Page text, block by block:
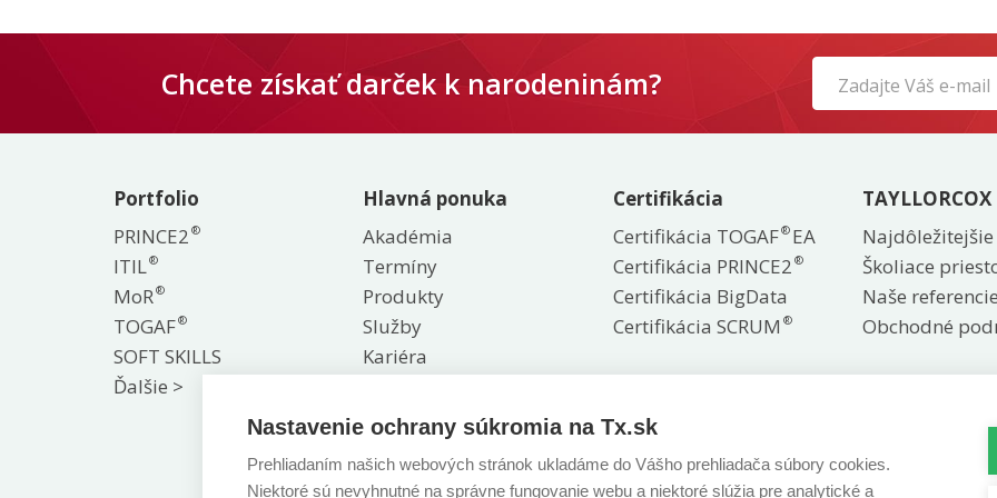
Chcete získať darček k narodeninám?
Portfolio
PRINCE2 ®
ITIL®
MoR®
TOGAF®
SOFT SKILLS
Ďalšie >
Hlavná ponuka
Akadémia
Termíny
Produkty
Služby
Kariéra
O nás
Referencie
Kontakt
Certifikácia
Certifikácia TOGAF®EA
Certifikácia PRINCE2 ®
Certifikácia BigData
Certifikácia SCRUM ®
TAYLLORCOX
Školiace
Naše
Obchodné
Stiahnite si našu aplikáciu
Nastavenie ochrany súkromia na Tx.sk
Prehliadaním našich webových stránok ukladáme do Vášho prehliadača súbory cookies.
Niektoré sú nevyhnutné na správne fungovanie webu a niektoré slúžia pre analytické a